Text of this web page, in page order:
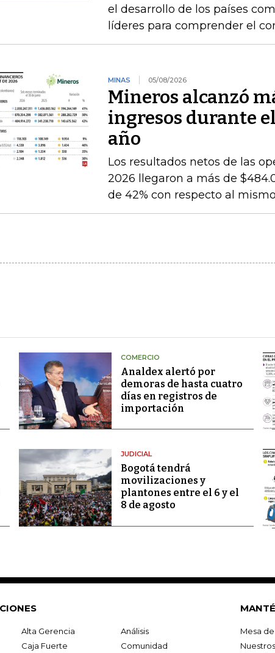
el desarrollo de los países
líderes para comprender el
MINAS 05/08/2026
Mineros alcanzó
ingresos durante
año
Los resultados netos de las
2026 llegaron a más de
de 42% con respecto al
COMERCIO
Analdex alertó por
demoras de hasta cuatro
días en registros de
importación
JUDICIAL
Bogotá tendrá
movilizaciones y
plantones entre el 6 y el
8 de agosto
Alta Gerencia
Análisis
Caja Fuerte Comunidad
Mesa